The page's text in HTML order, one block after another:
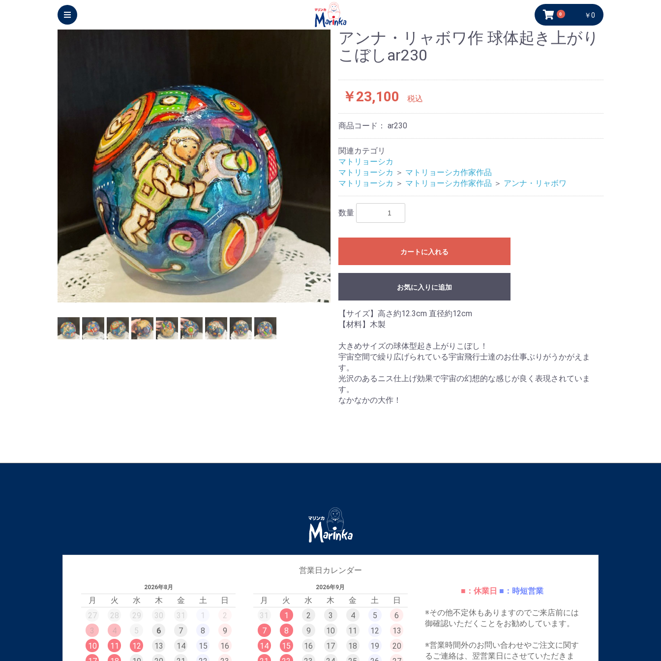
0 ￥0
アンナ・リャボワ作 球体起き上がり
こぼしar230
￥23,100 税込
商品コード： ar230
関連カテゴリ
マトリョーシカ
マトリョーシカ ＞ マトリョーシカ作家作品
マトリョーシカ ＞ マトリョーシカ作家作品 ＞ アンナ・リャボワ
数量
カートに入れる
お気に入りに追加
【サイズ】高さ約12.3cm 直径約12cm
【材料】木製
大きめサイズの球体型起き上がりこぼし！
宇宙空間で繰り広げられている宇宙飛行士達のお仕事ぶりがうかがえま
す。
光沢のあるニス仕上げ効果で宇宙の幻想的な感じが良く表現されていま
す。
なかなかの大作！
営業日カレンダー
2026年8月
月 火 水 木 金 土
日
27
28 29 30 31 1
2
3
4 5 6 7 8
9
10
11 12 13 14 15
16
2026年9月
月 火 水 木 金 土
日
31
1 2 3 4 5
6
7
8 9 10 11 12
13
14
15 16 17 18 19
20
■：休業日 ■：時短営業
※その他不定休もありますのでご来店前には
御確認いただくことをお勧めしています。
※営業時間外のお問い合わせやご注文に関す
るご連絡は、翌営業日にさせていただきま